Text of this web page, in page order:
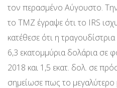
τον περασμένο Αύγουστο.
το TMZ έγραψε ότι το IRS
κατέθεσε ότι η
6,3 εκατομμύρια δολάρια σε
2018 και 1,5 εκατ. δολ. σε
σημείωσε πως το